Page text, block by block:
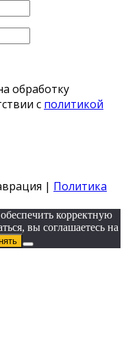
обработку
с политикой
| Политика
корректную
вы соглашаетесь на